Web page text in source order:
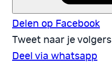
Delen op Facebook
Tweet naar je volgers
Deel via whatsapp